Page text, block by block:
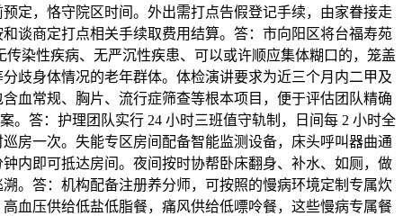
定，恪守院区时间。外出需打点告假登记手续，由家眷接走
谈商定打点相关手续取费用结算。答：市向阳区将台福寿苑
传染性疾病、无严沉性疾患、可以或许顺应集体糊口的，笼盖
歧身体情况的老年群体。体检演讲要求为近三个月内二甲及
血常规、胸片、流行症筛查等根本项目，便于评估团队精确
。答：护理团队实行 24 小时三班值守轨制，日间每 2 小时全
房一次。失能专区房间配备智能监测设备，床头呼叫器曲通
内即可抵达房间。夜间按时协帮卧床翻身、补水、如厕，做
。答：机构配备注册养分师，可按照的慢病环境定制专属炊
血压供给低盐低脂餐，痛风供给低嘌呤餐，这些慢病专属餐